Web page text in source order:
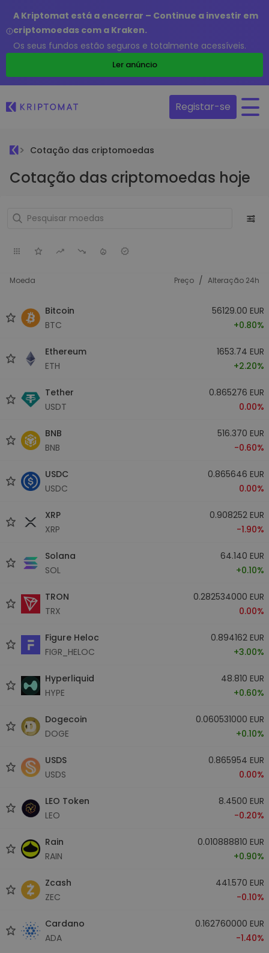
A Kriptomat está a encerrar – Continue a investir em
criptomoedas com a Kraken.
Os seus fundos estão seguros e totalmente acessíveis.
Ler anúncio
Registar-se
Cotação das criptomoedas
Cotação das criptomoedas hoje
Moeda Preço / Alteração 24h
Bitcoin
BTC
56129.00 EUR
+0.80%
Ethereum
ETH
1653.74 EUR
+2.20%
Tether
USDT
0.865276 EUR
0.00%
BNB
BNB
516.370 EUR
-0.60%
USDC
USDC
0.865646 EUR
0.00%
XRP
XRP
0.908252 EUR
-1.90%
Solana
SOL
64.140 EUR
+0.10%
TRON
TRX
0.282534000 EUR
0.00%
Figure Heloc
FIGR_HELOC
0.894162 EUR
+3.00%
Hyperliquid
HYPE
48.810 EUR
+0.60%
Dogecoin
DOGE
0.060531000 EUR
+0.10%
USDS
USDS
0.865954 EUR
0.00%
LEO Token
LEO
8.4500 EUR
-0.20%
Rain
RAIN
0.010888810 EUR
+0.90%
Zcash
ZEC
441.570 EUR
-0.10%
Cardano
ADA
0.162760000 EUR
-1.40%